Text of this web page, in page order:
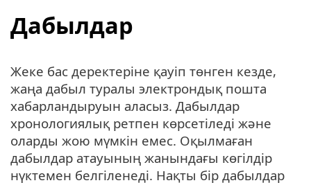
Дабылдар
Жеке бас деректеріне қауіп төнген кезде,
жаңа дабыл туралы электрондық пошта
хабарландыруын аласыз. Дабылдар
хронологиялық ретпен көрсетіледі және
оларды жою мүмкін емес. Оқылмаған
дабылдар атауының жанындағы көгілдір
нүктемен белгіленеді. Нақты бір дабылдар